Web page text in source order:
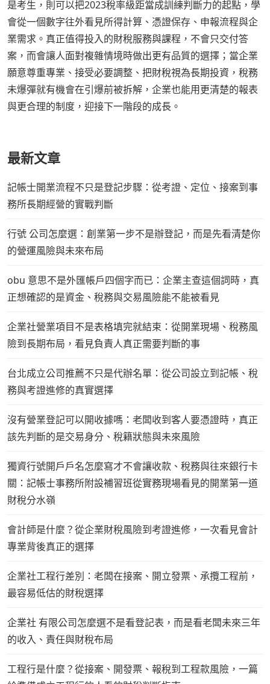
是考生，則可以把2023稅率級距當成訓練判斷力的起點，學
會從一個數字往外看見所得計算、憑證保存、申報流程與企
業需求。真正值得投入的財稅服務與課程，不會只交付答
案，而會讓人面對複雜情境時做出更有品質的選擇；當企業
願意尊重專業、接受必要調整、把財稅視為長期投資，稅務
未爆彈就有機會在引爆前被拆解，企業也能用更清楚的報表
與更合理的制度，迎接下一階段的成長。
最新文章
記帳士開業流程不只是登記步驟：從考證、定位、接案到事
務所長期經營的實戰判斷
行號 公司怎麼選：創業第一步不是辦登記，而是先看清楚你
的營運風險與未來布局
obu 意思不是外匯帳戶四個字而已：企業主查這個詞時，真
正想確認的是資金、稅務與交易風險能不能被看見
企業社營業項目不是表格填完就結束：從開業現場、稅務風
險到長期布局，看見負責人真正需要判斷的事
台北成立公司推薦不只是代辦名單：從公司設立到記帳、稅
務與考證進修的真實選擇
沒有營業登記可以開收據嗎：老闆收到客人要憑證時，真正
該先判斷的是交易身分、稅籍狀態與未來風險
獨資行號開戶戶名怎麼寫才不會讓收款、稅務與往來銀行卡
關：記帳士事務所附設補習班從實務現場看見的開業第一道
財稅分水嶺
會計師是什麼？從企業財稅風險到考證進修，一次看見會計
專業背後真正的選擇
企業社工程行差別：老闆在接案、開立發票、承攬工程前，
最容易低估的財稅選擇
企業社 有限公司怎麼選不是看登記表，而是看老闆未來三年
的收入、責任與財稅布局
工程行是什麼？從接案、開發票、報稅到工程款風險，一篇